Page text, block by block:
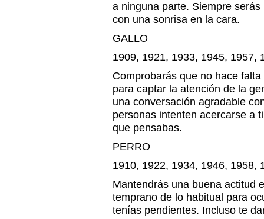
a ninguna parte. Siempre
con una sonrisa en la cara.
GALLO
1909, 1921, 1933, 1945, 1957,
Comprobarás que no hace
para captar la atención de la
una conversación agradable
personas intenten acercarse a
que pensabas.
PERRO
1910, 1922, 1934, 1946, 1958,
Mantendrás una buena actitud
temprano de lo habitual para
tenías pendientes. Incluso te